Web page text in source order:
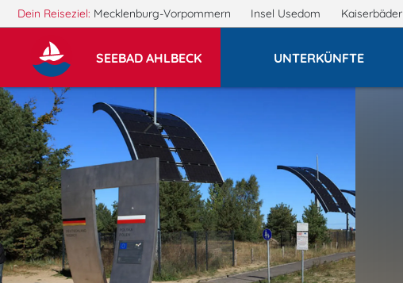
Dein Reiseziel: Mecklenburg-Vorpommern Insel Usedom Kaiserbäder
SEEBAD AHLBECK UNTERKÜNFTE